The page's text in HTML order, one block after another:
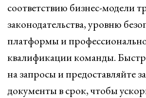
соответствию бизнес-модели
законодательства, уровню
платформы и
квалификации команды.
на запросы и предоставляйте
документы в срок, чтобы